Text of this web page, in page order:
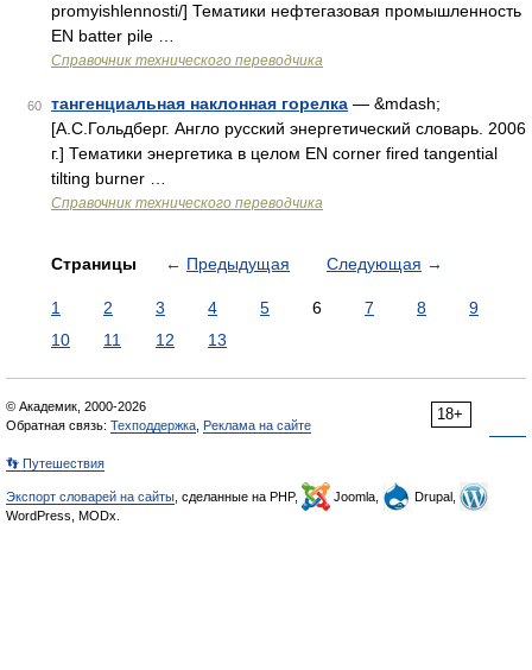
promyishlennosti/] Тематики нефтегазовая промышленность
EN batter pile …
Справочник технического переводчика
60 тангенциальная наклонная горелка — &mdash;
[А.С.Гольдберг. Англо русский энергетический словарь. 2006
г.] Тематики энергетика в целом EN corner fired tangential
tilting burner …
Справочник технического переводчика
Страницы ← Предыдущая Следующая →
1 2 3 4 5 6 7 8
9
10
11 12 13
18+
© Академик, 2000-2026
Обратная связь: Техподдержка Реклама на сайте
👣 Путешествия
Экспорт словарей на сайты , сделанные на PHP, Joomla,
Drupal,
WordPress, MODx.